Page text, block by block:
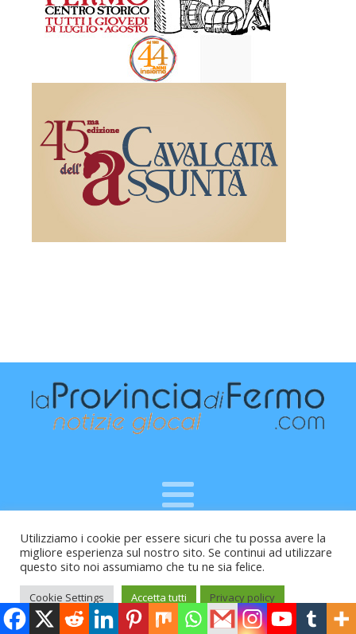
Raffaele Vitali - via Leopardi 10 - 61121 Pesaro (PU) -
Cod.Fisc VTLRFL77B02L500Y - Testata giornalistica, aut.
Trib.Fermo n.04/2010 del 05/08/2010
Utilizziamo i cookie per essere sicuri che tu possa avere la
migliore esperienza sul nostro sito. Se continui ad utilizzare
questo sito noi assumiamo che tu ne sia felice.
Cookie Settings Accetta tutti Privacy policy